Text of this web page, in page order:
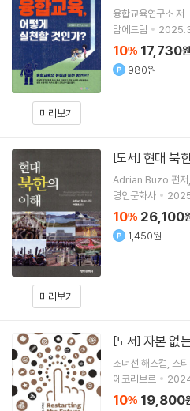
미리보기
융합교육연구소 저
맘에드림
10% 17,730원
980원
미리보기
[도서] 현대 북
Adrian Buzo 편저
명인문화사
10% 26,100
1,450원
[도서] 자본 없
조너선 해스컬 스
에코리브르
10% 19,800